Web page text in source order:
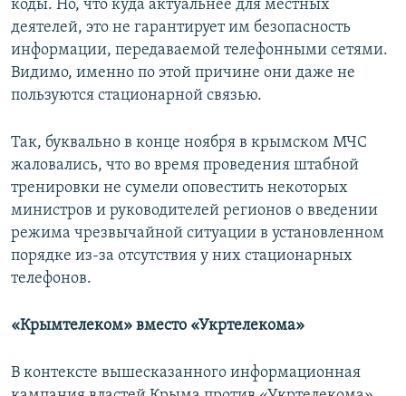
коды. Но, что куда актуальнее для местных
деятелей, это не гарантирует им безопасность
информации, передаваемой телефонными сетями.
Видимо, именно по этой причине они даже не
пользуются стационарной связью.
Так, буквально в конце ноября в крымском МЧС
жаловались, что во время проведения штабной
тренировки не сумели оповестить некоторых
министров и руководителей регионов о введении
режима чрезвычайной ситуации в установленном
порядке из-за отсутствия у них стационарных
телефонов.
«Крымтелеком» вместо «Укртелекома»
В контексте вышесказанного информационная